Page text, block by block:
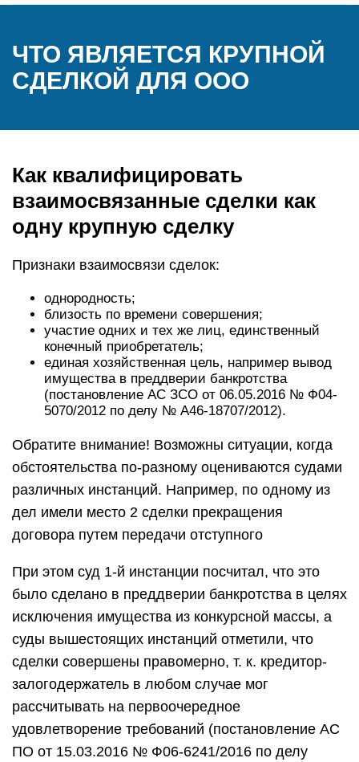
ЧТО ЯВЛЯЕТСЯ КРУПНОЙ
СДЕЛКОЙ ДЛЯ ООО
Как квалифицировать
взаимосвязанные сделки как
одну крупную сделку
Признаки взаимосвязи сделок:
однородность;
близость по времени совершения;
участие одних и тех же лиц, единственный
конечный приобретатель;
единая хозяйственная цель, например вывод
имущества в преддверии банкротства
(постановление АС ЗСО от 06.05.2016 № Ф04-
5070/2012 по делу № А46-18707/2012).
Обратите внимание! Возможны ситуации, когда
обстоятельства по-разному оцениваются судами
различных инстанций. Например, по одному из
дел имели место 2 сделки прекращения
договора путем передачи отступного
При этом суд 1-й инстанции посчитал, что это
было сделано в преддверии банкротства в целях
исключения имущества из конкурсной массы, а
суды вышестоящих инстанций отметили, что
сделки совершены правомерно, т. к. кредитор-
залогодержатель в любом случае мог
рассчитывать на первоочередное
удовлетворение требований (постановление АС
ПО от 15.03.2016 № Ф06-6241/2016 по делу